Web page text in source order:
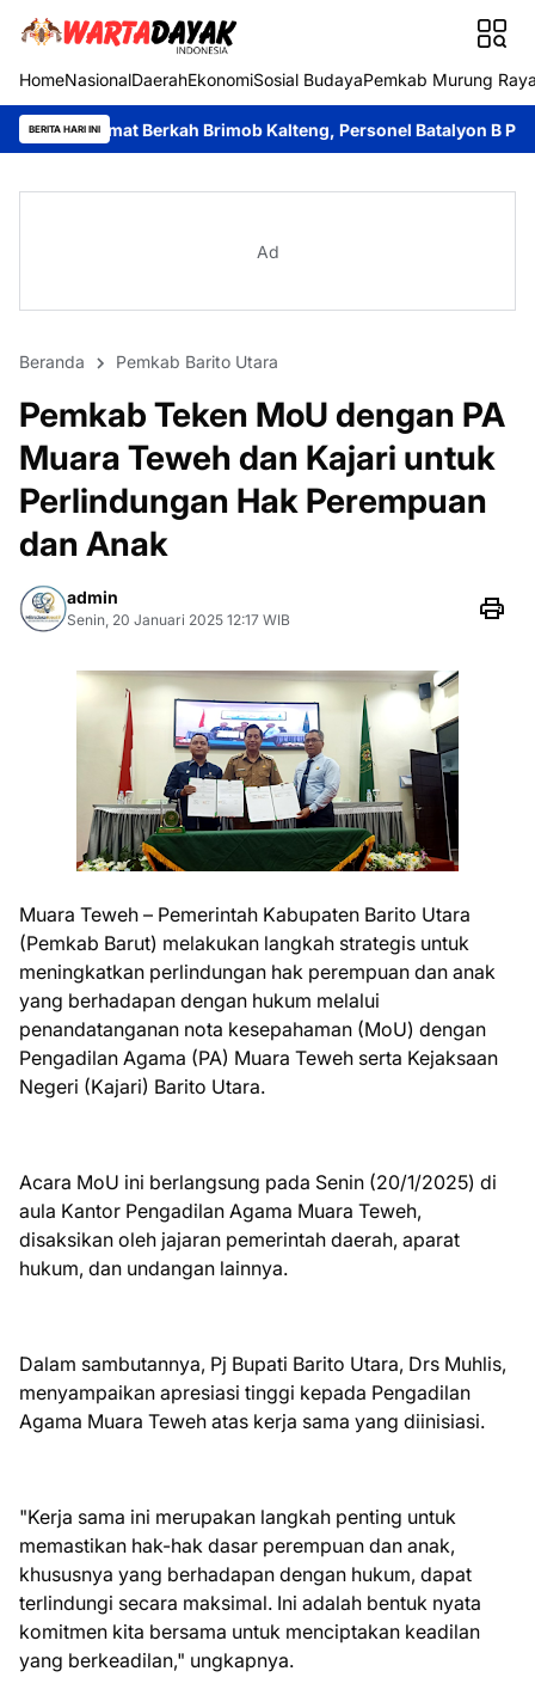
HomeNasionalDaerahEkonomiSosial BudayaPemkab Murung
BERITA HARI INI
Brimob Kalteng, Personel Batalyon B Pelopor Berbagi
Ad
Beranda Pemkab Barito Utara
Pemkab Teken MoU dengan PA
Muara Teweh dan Kajari untuk
Perlindungan Hak Perempuan
dan Anak
admin
Senin, 20 Januari 2025 12:17 WIB
Muara Teweh – Pemerintah Kabupaten Barito Utara
(Pemkab Barut) melakukan langkah strategis untuk
meningkatkan perlindungan hak perempuan dan anak
yang berhadapan dengan hukum melalui
penandatanganan nota kesepahaman (MoU) dengan
Pengadilan Agama (PA) Muara Teweh serta Kejaksaan
Negeri (Kajari) Barito Utara.
Acara MoU ini berlangsung pada Senin (20/1/2025) di
aula Kantor Pengadilan Agama Muara Teweh,
disaksikan oleh jajaran pemerintah daerah, aparat
hukum, dan undangan lainnya.
Dalam sambutannya, Pj Bupati Barito Utara, Drs Muhlis,
menyampaikan apresiasi tinggi kepada Pengadilan
Agama Muara Teweh atas kerja sama yang diinisiasi.
"Kerja sama ini merupakan langkah penting untuk
memastikan hak-hak dasar perempuan dan anak,
khususnya yang berhadapan dengan hukum, dapat
terlindungi secara maksimal. Ini adalah bentuk nyata
komitmen kita bersama untuk menciptakan keadilan
yang berkeadilan," ungkapnya.